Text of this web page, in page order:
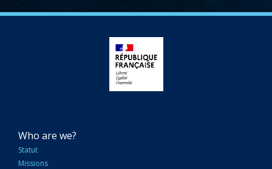
NAVIGATION
PRINCIPALE
Who are we?
Statut
Missions